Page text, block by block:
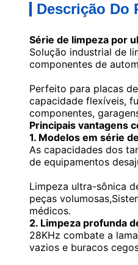
Descrição Do
Série de limpeza por
Solução industrial de
componentes de
Perfeito para placas
capacidade flexíveis,
componentes,
Principais vantagens
1. Modelos em série
As capacidades dos
de equipamentos
Limpeza ultra-sônica
peças
médicos.
2. Limpeza profunda
28KHz combate a
vazios e buracos